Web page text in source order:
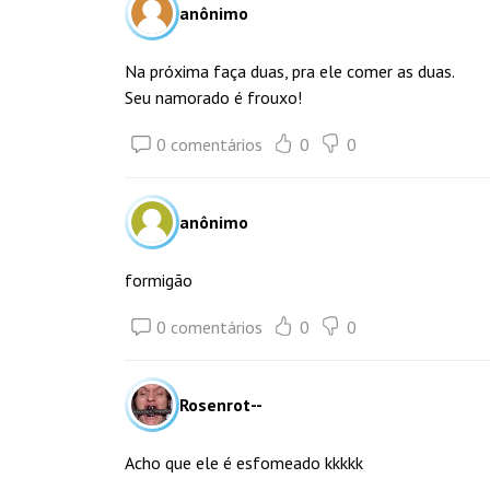
anônimo
Na próxima faça duas, pra ele comer as duas.
Seu namorado é frouxo!
0 comentários 0 0
anônimo
formigão
0 comentários 0 0
Rosenrot--
Acho que ele é esfomeado kkkkk